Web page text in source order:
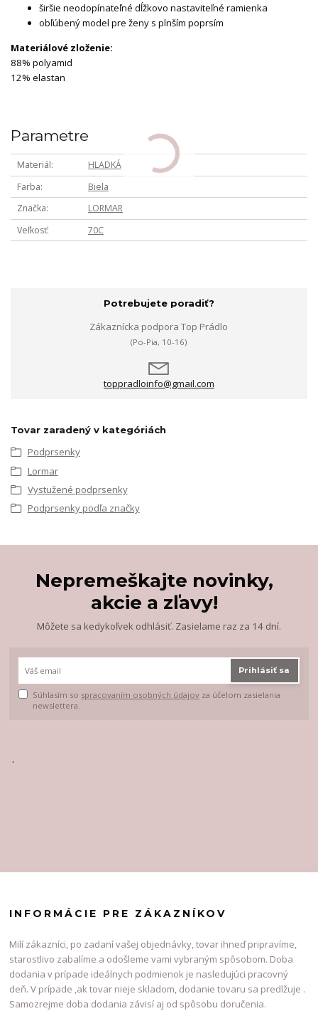
širšie neodopínateľné dĺžkovo nastaviteľné ramienka
obľúbený model pre ženy s plnším poprsím
Materiálové zloženie:
88% polyamid
12% elastan
Parametre
Materiál
HLADKÁ
Farba
Biela
Značka
LORMAR
Veľkosť
70C
Potrebujete poradiť?
Zákaznícka podpora Top Prádlo
(Po-Pia, 10-16)
toppradloinfo@gmail.com
Tovar zaradený v kategóriách
Podprsenky
Lormar
Vystužené podprsenky
Podprsenky podľa značky
Nepremeškajte novinky,
akcie a zľavy!
Môžete sa kedykoľvek odhlásiť. Zasielame raz za 14 dní.
Prihlásiť sa
Súhlasím so spracovaním osobných údajov za účelom zasielania
newslettera.
.
INFORMÁCIE PRE ZÁKAZNÍKOV
Milí zákazníci, po zadaní vašej objednávky, tovar ihneď pripravíme,
starostlivo zabalíme a odošleme vami vybraným spôsobom. Doba
dodania v prípade ideálnych podmienok je nasledujúci pracovný
deň. V prípade ,ak tovar nieje skladom, dodanie tovaru sa predlžuje .
Samozrejme doba dodania závisí aj od spôsobu doručenia.